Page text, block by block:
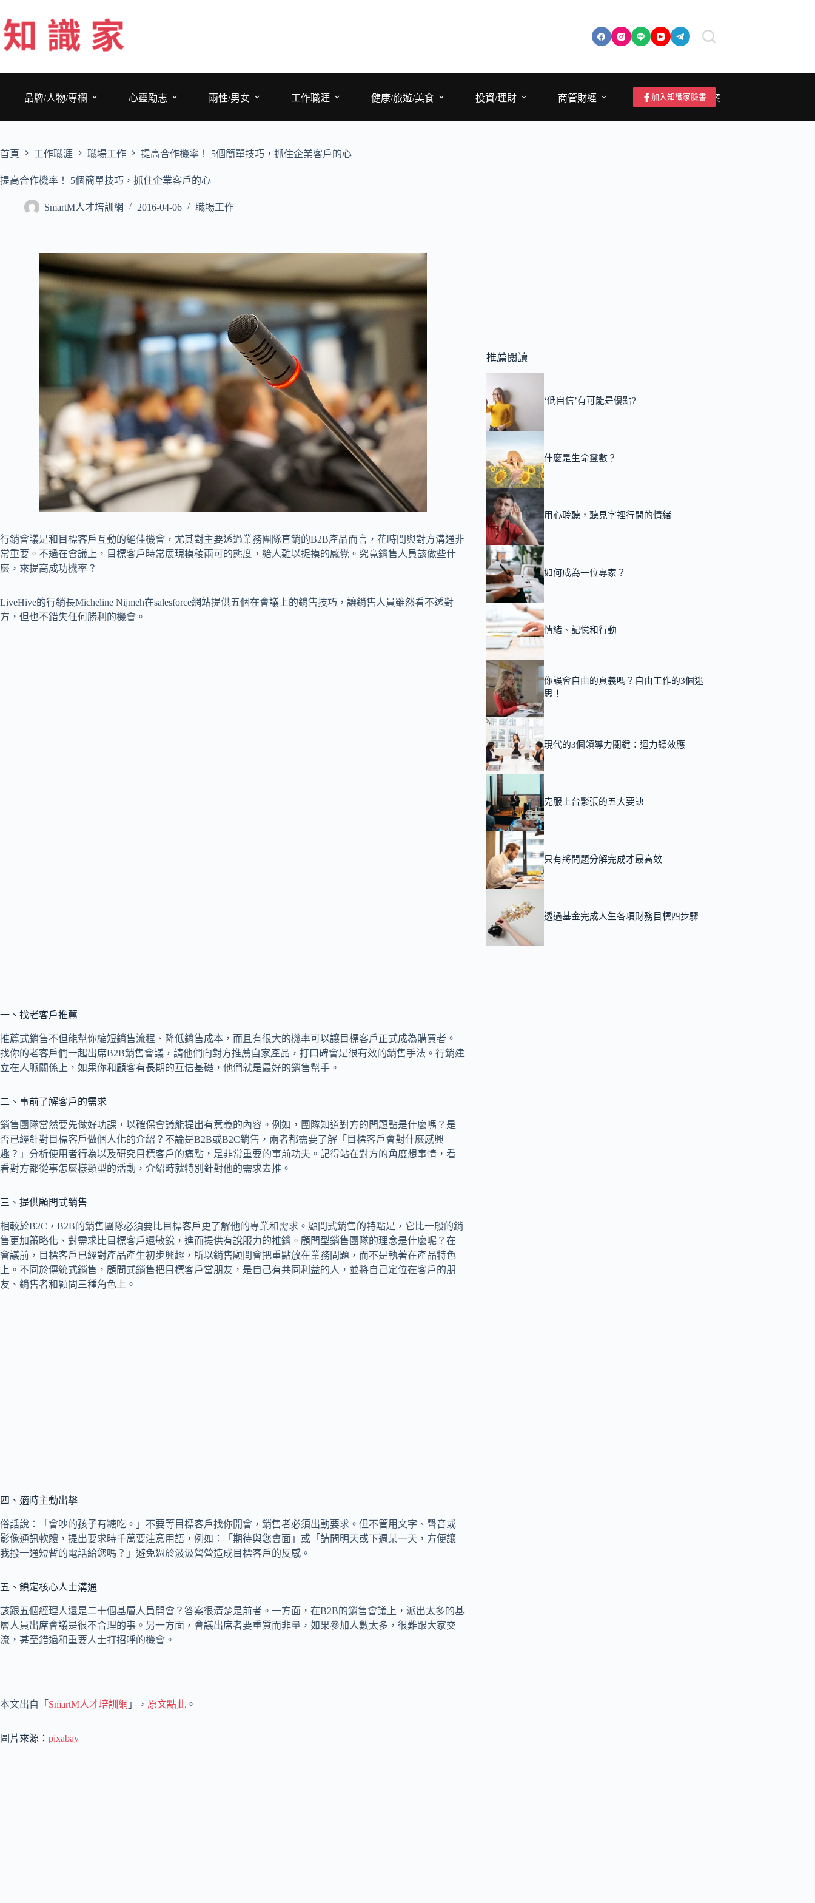
至
主
要
品牌/人物/專欄
心靈勵志 兩性/男女 工作職涯 健康/旅遊/美食 投資/理財 商管財經 成為作者/投稿/提案
加入知識家臉書
首頁 工作職涯 職場工作 提高合作機率！ 5個簡單技巧，抓住企業客戶的心
提高合作機率！ 5個簡單技巧，抓住企業客戶的心
SmartM人才培訓網 2016-04-06 職場工作
行銷會議是和目標客戶互動的絕佳機會，尤其對主要透過業務團隊直銷的B2B產品而言，花時間與對方溝通非
常重要。不過在會議上，目標客戶時常展現模稜兩可的態度，給人難以捉摸的感覺。究竟銷售人員該做些什
麼，來提高成功機率？
LiveHive的行銷長Micheline Nijmeh在salesforce網站提供五個在會議上的銷售技巧，讓銷售人員雖然看不透對
方，但也不錯失任何勝利的機會。
一、找老客戶推薦
推薦式銷售不但能幫你縮短銷售流程、降低銷售成本，而且有很大的機率可以讓目標客戶正式成為購買者。
找你的老客戶們一起出席B2B銷售會議，請他們向對方推薦自家產品，打口碑會是很有效的銷售手法。行銷建
立在人脈關係上，如果你和顧客有長期的互信基礎，他們就是最好的銷售幫手。
二、事前了解客戶的需求
銷售團隊當然要先做好功課，以確保會議能提出有意義的內容。例如，團隊知道對方的問題點是什麼嗎？是
否已經針對目標客戶做個人化的介紹？不論是B2B或B2C銷售，兩者都需要了解「目標客戶會對什麼感興
趣？」分析使用者行為以及研究目標客戶的痛點，是非常重要的事前功夫。記得站在對方的角度想事情，看
看對方都從事怎麼樣類型的活動，介紹時就特別針對他的需求去推。
三、提供顧問式銷售
相較於B2C，B2B的銷售團隊必須要比目標客戶更了解他的專業和需求。顧問式銷售的特點是，它比一般的銷
售更加策略化、對需求比目標客戶還敏銳，進而提供有說服力的推銷。顧問型銷售團隊的理念是什麼呢？在
會議前，目標客戶已經對產品產生初步興趣，所以銷售顧問會把重點放在業務問題，而不是執著在產品特色
上。不同於傳統式銷售，顧問式銷售把目標客戶當朋友，是自己有共同利益的人，並將自己定位在客戶的朋
友、銷售者和顧問三種角色上。
四、適時主動出擊
俗話說：「會吵的孩子有糖吃。」不要等目標客戶找你開會，銷售者必須出動要求。但不管用文字、聲音或
影像通訊軟體，提出要求時千萬要注意用語，例如：「期待與您會面」或「請問明天或下週某一天，方便讓
我撥一通短暫的電話給您嗎？」避免過於汲汲營營造成目標客戶的反感。
五、鎖定核心人士溝通
該跟五個經理人還是二十個基層人員開會？答案很清楚是前者。一方面，在B2B的銷售會議上，派出太多的基
層人員出席會議是很不合理的事。另一方面，會議出席者要重質而非量，如果參加人數太多，很難跟大家交
流，甚至錯過和重要人士打招呼的機會。
本文出自「 SmartM人才培訓網 」， 原文點此 。
圖片來源： pixabay
推薦閱讀
‘低自信’有可能是優點?
什麼是生命靈數？
用心聆聽，聽見字裡行間的情緒
如何成為一位專家？
情緒、記憶和行動
你誤會自由的真義嗎？自由工作的3個迷
思！
現代的3個領導力關鍵：迴力鏢效應
克服上台緊張的五大要訣
只有將問題分解完成才最高效
透過基金完成人生各項財務目標四步驟